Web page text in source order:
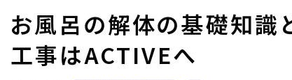
お風呂の解体の基礎知識
工事はACTIVEへ